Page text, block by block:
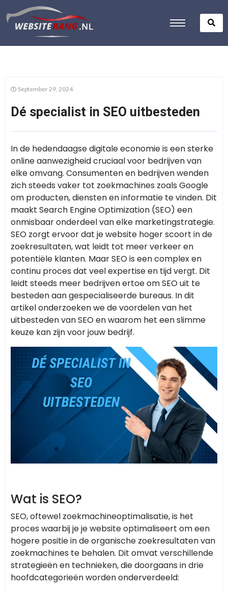
September 29, 2024
Dé specialist in SEO uitbesteden
In de hedendaagse digitale economie is een sterke
online aanwezigheid cruciaal voor bedrijven van
elke omvang. Consumenten en bedrijven wenden
zich steeds vaker tot zoekmachines zoals Google
om producten, diensten en informatie te vinden. Dit
maakt Search Engine Optimization (SEO) een
onmisbaar onderdeel van elke marketingstrategie.
SEO zorgt ervoor dat je website hoger scoort in de
zoekresultaten, wat leidt tot meer verkeer en
potentiële klanten. Maar SEO is een complex en
continu proces dat veel expertise en tijd vergt. Dit
leidt steeds meer bedrijven ertoe om SEO uit te
besteden aan gespecialiseerde bureaus. In dit
artikel onderzoeken we de voordelen van het
uitbesteden van SEO en waarom het een slimme
keuze kan zijn voor jouw bedrijf.
Wat is SEO?
SEO, oftewel zoekmachineoptimalisatie, is het
proces waarbij je je website optimaliseert om een
hogere positie in de organische zoekresultaten van
zoekmachines te behalen. Dit omvat verschillende
strategieën en technieken, die doorgaans in drie
hoofdcategorieën worden onderverdeeld: